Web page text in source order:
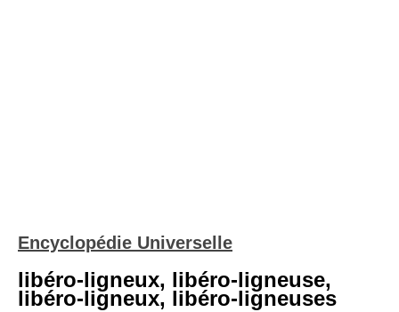
Encyclopédie Universelle
libéro-ligneux, libéro-ligneuse,
libéro-ligneux, libéro-ligneuses